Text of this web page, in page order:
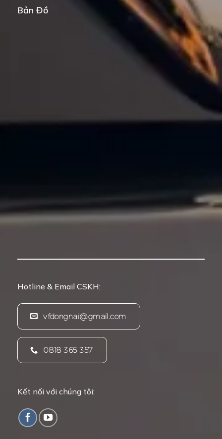
Bản Đồ
Hotline & Email CSKH:
vfdongnai@gmail.com
0818 365 357
Kết nối với chúng tôi: